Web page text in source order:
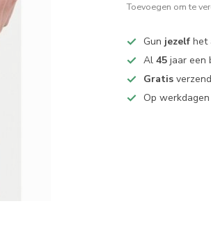
Toevoegen om te
Gun jezelf het
Al45 jaar een
Gratis
Op